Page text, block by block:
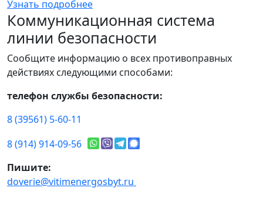
Узнать подробнее
Коммуникационная система
линии безопасности
Сообщите информацию о всех противоправных
действиях следующими способами:
телефон службы безопасности:
8 (39561) 5-60-11
8 (914) 914-09-56
Пишите:
doverie@vitimenergosbyt.ru